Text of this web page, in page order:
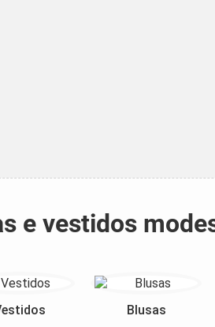
e vestidos
Blusas